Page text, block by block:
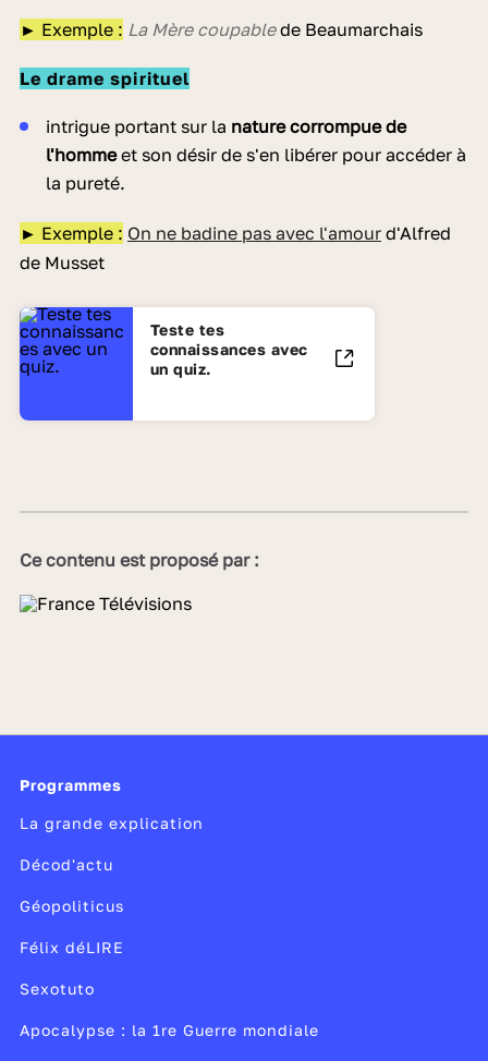
► Exemple : La Mère coupablede Beaumarchais
Le drame spirituel
intrigue portant sur la nature corrompue de
l'hommeet son désir de s'en libérer pour accéder à
la pureté.
► Exemple : On ne badine pas avec l'amourd'Alfred
de Musset
Teste tes
connaissances avec
un quiz.
Ce contenu est proposé par :
Programmes
La grande explication
Décod'actu
Géopoliticus
Félix déLIRE
Sexotuto
Apocalypse : la 1re Guerre mondiale